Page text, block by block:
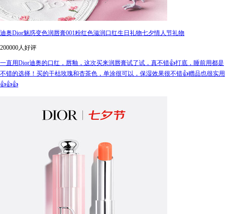
迪奥Dior魅惑变色润唇膏001粉红色滋润口红生日礼物七夕情人节礼物
200000人好评
一直用Dior迪奥的口红，唇釉，这次买来润唇膏试了试，真不错👍打底，睡前用都是
不错的选择！买的干枯玫瑰和杏茶色，单涂很可以，保湿效果很不错👍赠品也很实用
👍👍👍